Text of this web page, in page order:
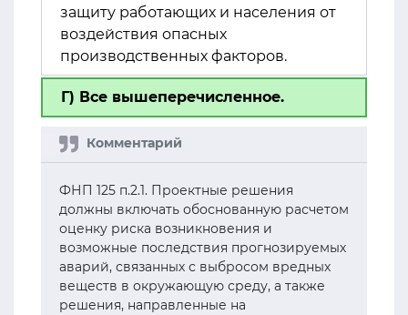
защиту работающих и населения от
воздействия опасных
производственных факторов.
Г) Все вышеперечисленное.
ФНП 125 п.2.1. Проектные решения
должны включать обоснованную расчетом
оценку риска возникновения и
возможные последствия прогнозируемых
аварий, связанных с выбросом вредных
веществ в окружающую среду, а также
решения, направленные на